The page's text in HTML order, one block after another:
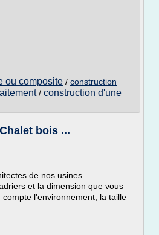
ou composite / construction
/ construction d'une
bois ...
de nos usines
et la dimension que vous
l'environnement, la taille